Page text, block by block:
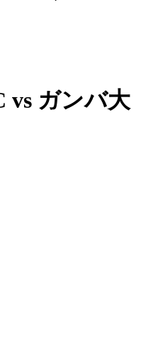
vs ガンバ大